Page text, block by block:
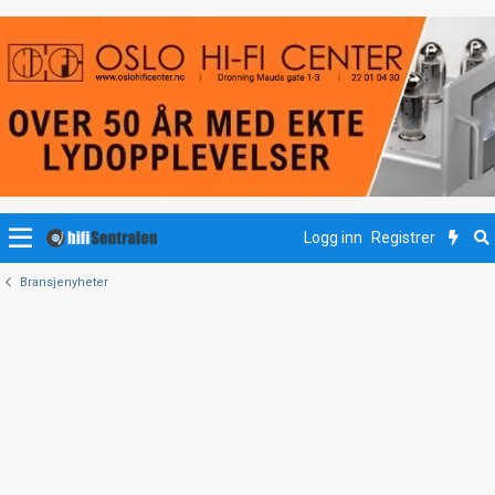
Logg inn Registrer
Bransjenyheter